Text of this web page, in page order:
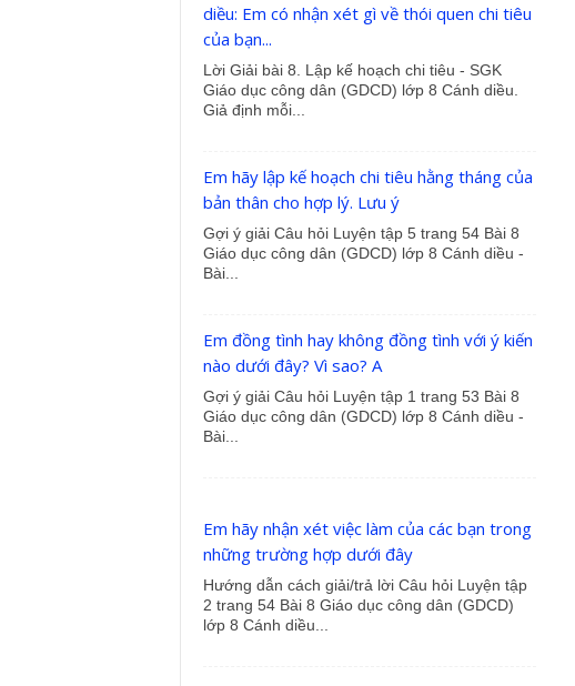
diều: Em có nhận xét gì về thói quen chi tiêu
của bạn...
Lời Giải bài 8. Lập kế hoạch chi tiêu - SGK
Giáo dục công dân (GDCD) lớp 8 Cánh diều.
Giả định mỗi...
Em hãy lập kế hoạch chi tiêu hằng tháng của
bản thân cho hợp lý. Lưu ý
Gợi ý giải Câu hỏi Luyện tập 5 trang 54 Bài 8
Giáo dục công dân (GDCD) lớp 8 Cánh diều -
Bài...
Em đồng tình hay không đồng tình với ý kiến
nào dưới đây? Vì sao? A
Gợi ý giải Câu hỏi Luyện tập 1 trang 53 Bài 8
Giáo dục công dân (GDCD) lớp 8 Cánh diều -
Bài...
Em hãy nhận xét việc làm của các bạn trong
những trường hợp dưới đây
Hướng dẫn cách giải/trả lời Câu hỏi Luyện tập
2 trang 54 Bài 8 Giáo dục công dân (GDCD)
lớp 8 Cánh diều...